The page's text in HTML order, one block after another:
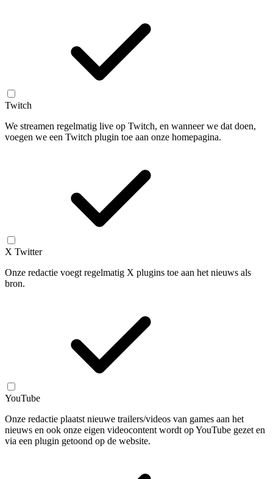
Twitch
We streamen regelmatig live op Twitch, en wanneer we dat doen,
voegen we een Twitch plugin toe aan onze homepagina.
X Twitter
Onze redactie voegt regelmatig X plugins toe aan het nieuws als
bron.
YouTube
Onze redactie plaatst nieuwe trailers/videos van games aan het
nieuws en ook onze eigen videocontent wordt op YouTube gezet en
via een plugin getoond op de website.